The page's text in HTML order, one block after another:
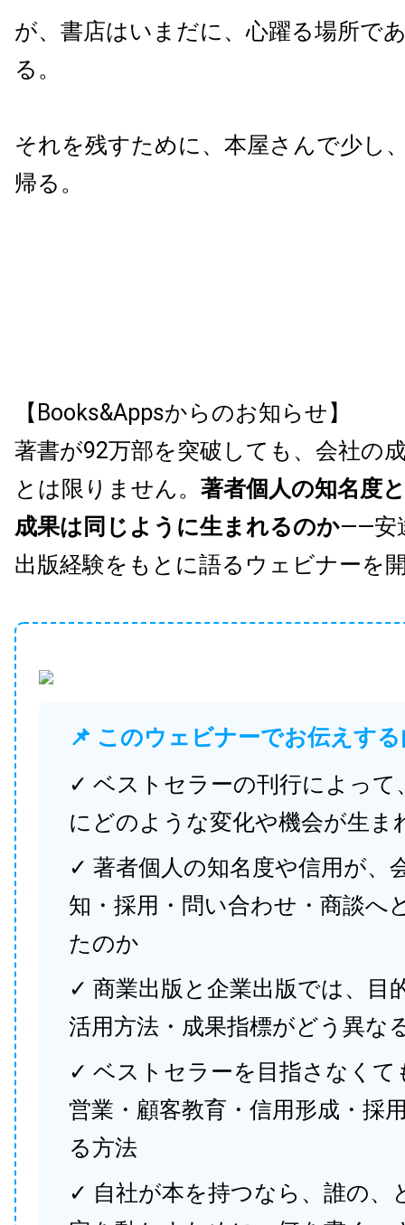
が、書店はいまだに、心躍る場所で
る。
それを残すために、本屋さんで少し
帰る。
【Books&Appsからのお知らせ】
著書が92万部を突破しても、会社の
とは限りません。 著者個人の知名度
成果は同じように生まれるのか——安
出版経験をもとに語るウェビナーを
📌 このウェビナーでお伝えす
✓ ベストセラーの刊行によって
にどのような変化や機会が生ま
✓ 著者個人の知名度や信用が、
知・採用・問い合わせ・商談へ
たのか
✓ 商業出版と企業出版では、目
活用方法・成果指標がどう異な
✓ ベストセラーを目指さなくて
営業・顧客教育・信用形成・採
る方法
✓ 自社が本を持つなら、誰の、